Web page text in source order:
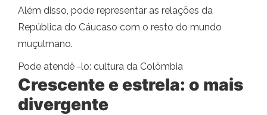
Além disso, pode representar as relações da
República do Cáucaso com o resto do mundo
muçulmano.
Pode atendê -lo: cultura da Colômbia
Crescente e estrela: o mais
divergente